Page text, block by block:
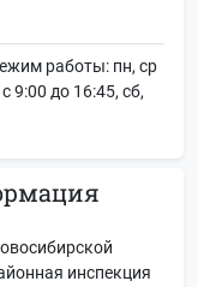
работы: пн, ср
9:00 до 16:45, сб,
инспекция